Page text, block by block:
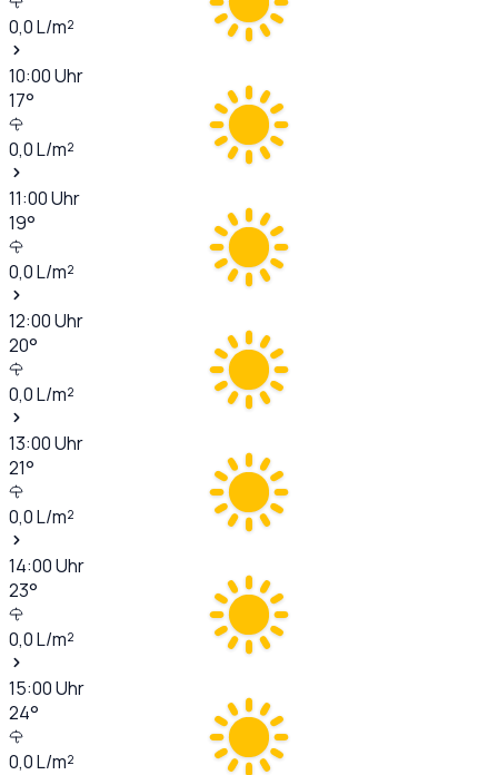
0,0L/m²
10:00Uhr
17°
0,0L/m²
11:00Uhr
19°
0,0L/m²
12:00Uhr
20°
0,0L/m²
13:00Uhr
21°
0,0L/m²
14:00Uhr
23°
0,0L/m²
15:00Uhr
24°
0,0L/m²